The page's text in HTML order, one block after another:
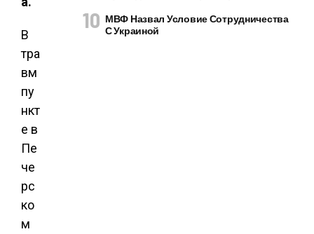
В
тра
вм
пу
нкт
е в
Пе
че
рс
ко
м
МВФ Назвал Условие Сотрудничества
С Украиной